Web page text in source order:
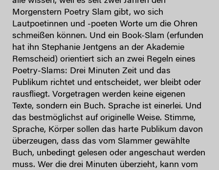
Morgenstern Poetry Slam gibt, wo sich
Lautpoetinnen und -poeten Worte um die Ohren
schmeißen können. Und ein Book-Slam (erfunden
hat ihn Stephanie Jentgens an der Akademie
Remscheid) orientiert sich an zwei Regeln eines
Poetry-Slams: Drei Minuten Zeit und das
Publikum richtet und entscheidet, wer bleibt oder
rausfliegt. Vorgetragen werden keine eigenen
Texte, sondern ein Buch. Sprache ist einerlei. Und
das bestmöglichst auf originelle Weise. Stimme,
Sprache, Körper sollen das harte Publikum davon
überzeugen, dass das vom Slammer gewählte
Buch, unbedingt gelesen oder angeschaut werden
muss. Wer die drei Minuten überzieht, kann vom